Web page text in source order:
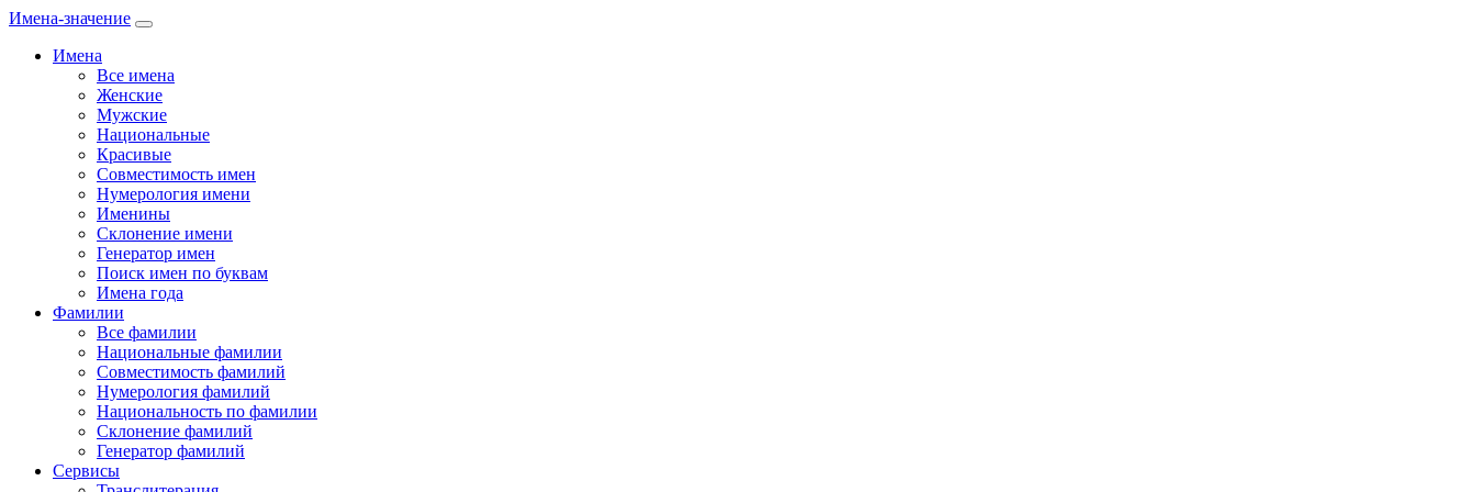
Имена-значение
Имена
Все имена
Женские
Мужские
Национальные
Красивые
Совместимость имен
Нумерология имени
Именины
Склонение имени
Генератор имен
Поиск имен по буквам
Имена года
Фамилии
Все фамилии
Национальные фамилии
Совместимость фамилий
Нумерология фамилий
Национальность по фамилии
Склонение фамилий
Генератор фамилий
Сервисы